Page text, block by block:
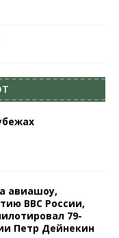
авиашоу,
ВВС России,
79-
Петр Дейнекин